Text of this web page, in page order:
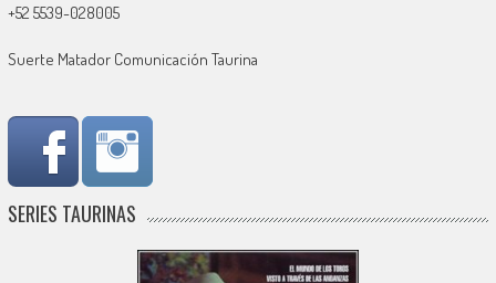
+52 5539-028005
Suerte Matador Comunicación Taurina
SERIES TAURINAS